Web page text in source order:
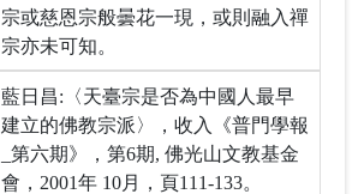
宗或慈恩宗般曇花一現，或則融入禪
宗亦未可知。
藍日昌:〈天臺宗是否為中國人最早
建立的佛教宗派〉，收入《普門學報
_第六期》，第6期, 佛光山文教基金
會，2001年 10月，頁111-133。